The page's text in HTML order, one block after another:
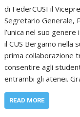
di FederCUSI il
Segretario Generale,
l’unica nel suo
il CUS Bergamo nella
prima collaborazione
consentire agli
entrambi gli atenei.
READ MORE